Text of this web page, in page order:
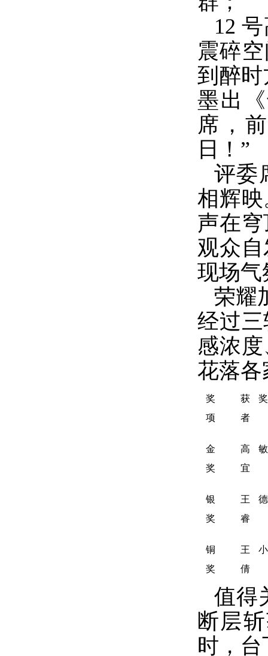
12
震碎
到醉
墨出
席，
日！”
评委
相辉
声在
观众
现场气
荣耀
经过
感浓
花落各
奖
项
获奖
者
金
奖
高敏
宜
银
奖
王德
睿
铜
奖
王小
倩
值得
断层
时，